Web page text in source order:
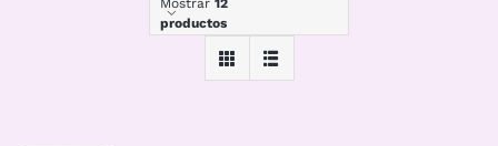
Mostrar 12
productos